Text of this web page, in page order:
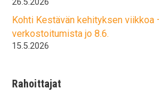
26.5.2026
Kohti Kestävän kehityksen viikkoa
verkostoitumista jo 8.6.
15.5.2026
Rahoittajat